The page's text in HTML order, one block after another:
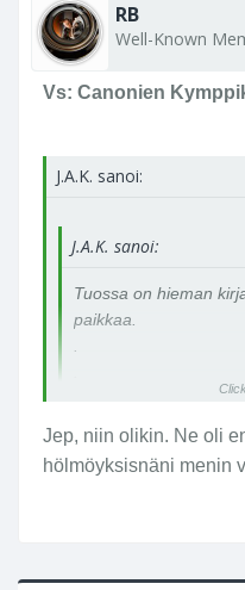
RB
Well-Known
Vs: Canonien
J.A.K. sanoi:
J.A.K. sanoi:
Tuossa on hieman
paikkaa.
Jep, niin olikin. Ne oli
hölmöyksisnäni menin